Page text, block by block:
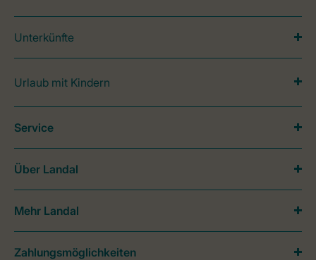
Unterkünfte
Urlaub mit Kindern
Service
Über Landal
Mehr Landal
Zahlungsmöglichkeiten